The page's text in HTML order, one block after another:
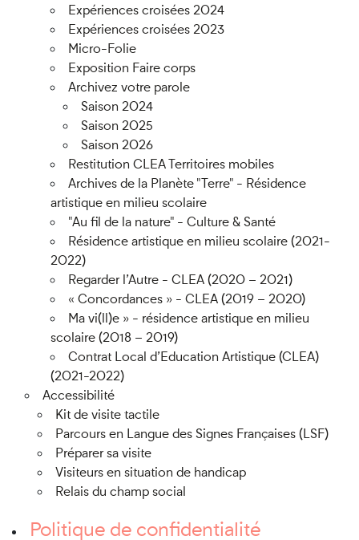
Expériences croisées 2024
Expériences croisées 2023
Micro-Folie
Exposition Faire corps
Archivez votre parole
Saison 2024
Saison 2025
Saison 2026
Restitution CLEA Territoires mobiles
Archives de la Planète "Terre" - Résidence
artistique en milieu scolaire
"Au fil de la nature" - Culture & Santé
Résidence artistique en milieu scolaire (2021-
2022)
Regarder l’Autre - CLEA (2020 – 2021)
« Concordances » - CLEA (2019 – 2020)
Ma vi(ll)e » - résidence artistique en milieu
scolaire (2018 – 2019)
Contrat Local d’Education Artistique (CLEA)
(2021-2022)
Accessibilité
Kit de visite tactile
Parcours en Langue des Signes Françaises (LSF)
Préparer sa visite
Visiteurs en situation de handicap
Relais du champ social
Politique de confidentialité